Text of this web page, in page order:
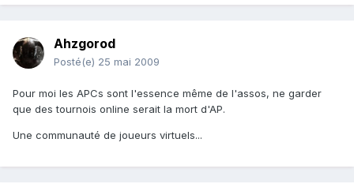
Ahzgorod
Posté(e) 25 mai 2009
Pour moi les APCs sont l'essence même de l'assos, ne garder
que des tournois online serait la mort d'AP.
Une communauté de joueurs virtuels...